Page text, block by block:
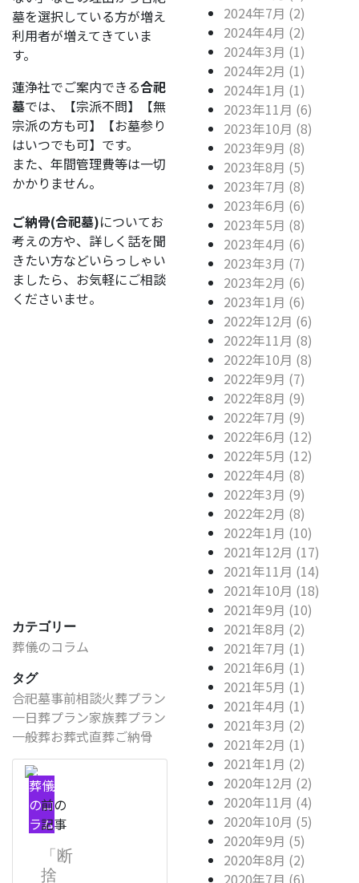
墓を選択している方が増え
利用者が増えてきていま
す。
蓮浄社でご案内できる合祀
墓では、【宗派不問】【無
宗派の方も可】【お墓参り
はいつでも可】です。
また、年間管理費等は一切
かかりません。
ご納骨(合祀墓)についてお
考えの方や、詳しく話を聞
きたい方などいらっしゃい
ましたら、お気軽にご相談
くださいませ。
カテゴリー
葬儀のコラム
タグ
合祀墓事前相談火葬プラン
一日葬プラン家族葬プラン
一般葬お葬式直葬ご納骨
葬儀
のコ
ラム
前の
記事
「断
捨
2024年7月 (2)
2024年4月 (2)
2024年3月 (1)
2024年2月 (1)
2024年1月 (1)
2023年11月 (6)
2023年10月 (8)
2023年9月 (8)
2023年8月 (5)
2023年7月 (8)
2023年6月 (6)
2023年5月 (8)
2023年4月 (6)
2023年3月 (7)
2023年2月 (6)
2023年1月 (6)
2022年12月 (6)
2022年11月 (8)
2022年10月 (8)
2022年9月 (7)
2022年8月 (9)
2022年7月 (9)
2022年6月 (12)
2022年5月 (12)
2022年4月 (8)
2022年3月 (9)
2022年2月 (8)
2022年1月 (10)
2021年12月 (17)
2021年11月 (14)
2021年10月 (18)
2021年9月 (10)
2021年8月 (2)
2021年7月 (1)
2021年6月 (1)
2021年5月 (1)
2021年4月 (1)
2021年3月 (2)
2021年2月 (1)
2021年1月 (2)
2020年12月 (2)
2020年11月 (4)
2020年10月 (5)
2020年9月 (5)
2020年8月 (2)
2020年7月 (6)